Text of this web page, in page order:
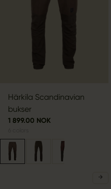
Härkila Scandinavian
bukser
1 899.00 NOK